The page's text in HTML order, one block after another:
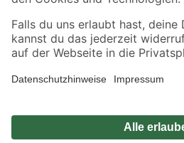
Alle Preisangaben in EUR inkl. gesetzl. MwSt.. Die
Umständen nicht in allen Märkten verfügbar. Die
Produkte nur solange der Vorrat reicht.
*Paketversand ab 59 € versandkostenfrei, gilt nicht
Privatsphäre